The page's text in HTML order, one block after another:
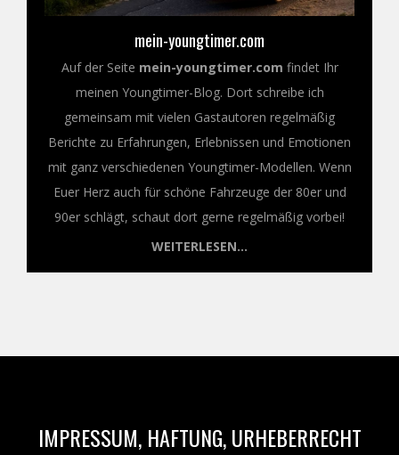
mein-youngtimer.com
Auf der Seite mein-youngtimer.com findet Ihr
meinen Youngtimer-Blog. Dort schreibe ich
gemeinsam mit vielen Gastautoren regelmäßig
Berichte zu Erfahrungen, Erlebnissen und Emotionen
mit ganz verschiedenen Youngtimer-Modellen. Wenn
Euer Herz auch für schöne Fahrzeuge der 80er und
90er schlägt, schaut dort gerne regelmäßig vorbei!
WEITERLESEN...
IMPRESSUM, HAFTUNG, URHEBERRECHT